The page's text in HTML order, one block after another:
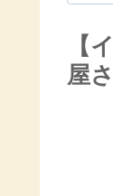
【
屋